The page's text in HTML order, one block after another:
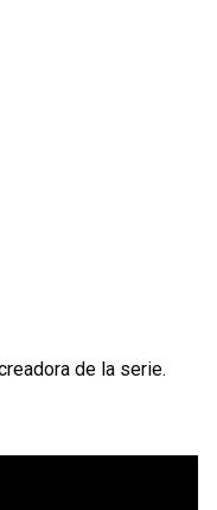
de la serie.